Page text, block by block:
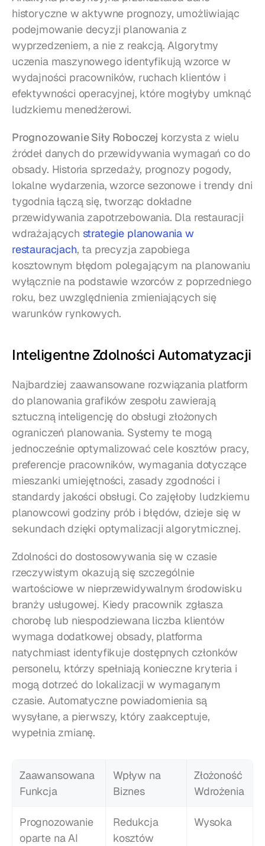
historyczne w aktywne prognozy, umożliwiając
podejmowanie decyzji planowania z
wyprzedzeniem, a nie z reakcją. Algorytmy
uczenia maszynowego identyfikują wzorce w
wydajności pracowników, ruchach klientów i
efektywności operacyjnej, które mogłyby umknąć
ludzkiemu menedżerowi.
Prognozowanie Siły Roboczej korzysta z wielu
źródeł danych do przewidywania wymagań co do
obsady. Historia sprzedaży, prognozy pogody,
lokalne wydarzenia, wzorce sezonowe i trendy dni
tygodnia łączą się, tworząc dokładne
przewidywania zapotrzebowania. Dla restauracji
wdrażających strategie planowania w
restauracjach, ta precyzja zapobiega
kosztownym błędom polegającym na planowaniu
wyłącznie na podstawie wzorców z poprzedniego
roku, bez uwzględnienia zmieniających się
warunków rynkowych.
Inteligentne Zdolności Automatyzacji
Najbardziej zaawansowane rozwiązania platform
do planowania grafików zespołu zawierają
sztuczną inteligencję do obsługi złożonych
ograniczeń planowania. Systemy te mogą
jednocześnie optymalizować cele kosztów pracy,
preferencje pracowników, wymagania dotyczące
mieszanki umiejętności, zasady zgodności i
standardy jakości obsługi. Co zajęłoby ludzkiemu
planowcowi godziny prób i błędów, dzieje się w
sekundach dzięki optymalizacji algorytmicznej.
Zdolności do dostosowywania się w czasie
rzeczywistym okazują się szczególnie
wartościowe w nieprzewidywalnym środowisku
branży usługowej. Kiedy pracownik zgłasza
chorobę lub niespodziewana liczba klientów
wymaga dodatkowej obsady, platforma
natychmiast identyfikuje dostępnych członków
personelu, którzy spełniają konieczne kryteria i
mogą dotrzeć do lokalizacji w wymaganym
czasie. Automatyczne powiadomienia są
wysyłane, a pierwszy, który zaakceptuje,
wypełnia zmianę.
Zaawansowana
Funkcja
Wpływ na
Biznes
Złożoność
Wdrożenia
Prognozowanie
oparte na AI
Redukcja
kosztów
Wysoka